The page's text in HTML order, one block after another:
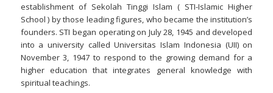
establishment of Sekolah Tinggi Islam ( STI-Islamic Higher
School ) by those leading figures, who became the institution’s
founders. STI began operating on July 28, 1945 and developed
into a university called Universitas Islam Indonesia (UII) on
November 3, 1947 to respond to the growing demand for a
higher education that integrates general knowledge with
spiritual teachings.